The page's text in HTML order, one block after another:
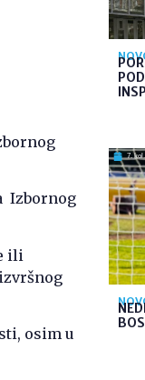
Izbornog
ili
osim u
7.